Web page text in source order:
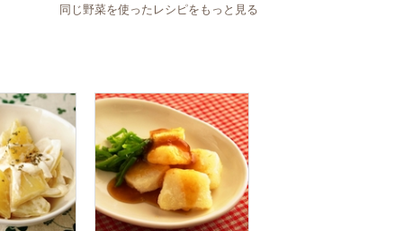
同じ野菜を使ったレシピをもっと見る